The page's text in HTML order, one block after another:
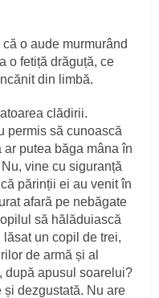
o aude murmurând
o fetiță drăguță, ce
din limbă.
clădirii.
permis să cunoască
putea băga mâna în
vine cu siguranță
părinții ei au venit în
afară pe nebăgate
să hălăduiască
un copil de trei,
de armă și al
după apusul soarelui?
dezgustată. Nu are